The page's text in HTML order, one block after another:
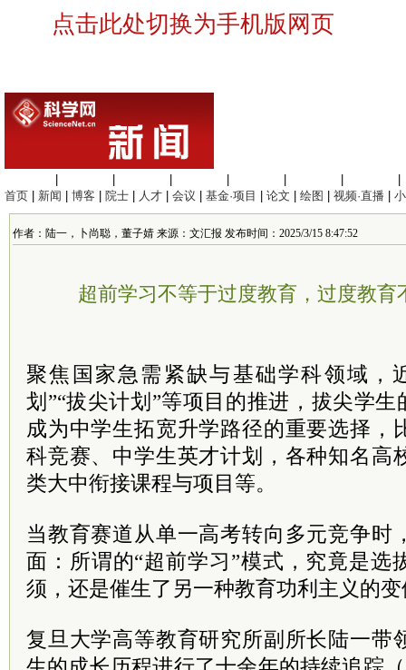
点击此处切换为手机版网页
首页
新闻 博客 院士 人才 会议 基金·项目 论文 绘图 视频·直播
作者：陆一，卜尚聪，董子婧 来源：文汇报 发布时间：2025/3/15 8:47:52
超前学习不等于过度教育，过度教育
聚焦国家急需紧缺与基础学科领域，
划”“拔尖计划”等项目的推进，拔尖学生
成为中学生拓宽升学路径的重要选择，
科竞赛、中学生英才计划，各种知名高
类大中衔接课程与项目等。
当教育赛道从单一高考转向多元竞争时
面：所谓的“超前学习”模式，究竟是选
须，还是催生了另一种教育功利主义的
复旦大学高等教育研究所副所长陆一带